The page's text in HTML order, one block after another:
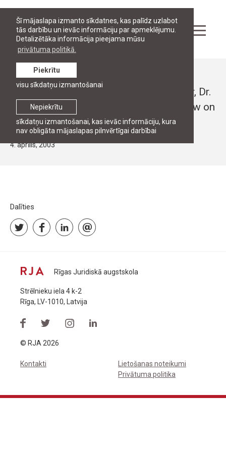
Šī mājaslapa izmanto sīkdatnes, kas palīdz uzlabot
tās darbību un ievāc informāciju par apmeklējumu.
Detalizētāka informācija pieejama mūsu
privātuma politikā.
Nepiekrītu
sīkdatņu izmantošanai, kas ievāc informāciju, kura
nav obligāta mājaslapas pilnvērtīgai darbībai
Piekrītu
visu sīkdatņu izmantošanai
Ziņas
Open Jean Monnet lecture by Professor, Dr.
Leigh Hancher "An introduction to EU law on
state aids".
4. aprīlis, 2003
Dalīties
Rīgas Juridiskā augstskola
Strēlnieku iela 4 k-2
Rīga, LV-1010, Latvija
© RJA 2026
Kontakti
Lietošanas noteikumi
Privātuma politika